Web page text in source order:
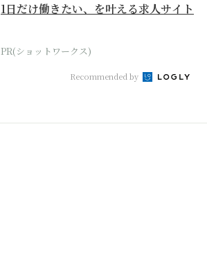
1日だけ働きたい、を叶える求人サイト
PR(ショットワークス)
Recommended by